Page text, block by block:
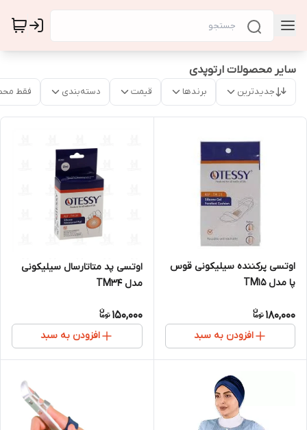
سایر محصولات ارتوپدی
جدیدترین برندها قیمت دسته‌بندی فقط
اوتسی پرکننده سیلیکونی قوس
پا مدل TM15
180,000
افزودن به سبد
اوتسی پد متاتارسال سیلیکونی
مدل TM34
150,000
افزودن به سبد